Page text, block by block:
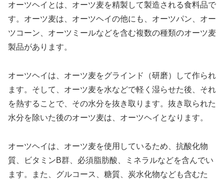
オーツヘイとは、オーツ麦を精製して製造される食料品で
す。オーツ麦は、オーツヘイの他にも、オーツパン、オー
ツコーン、オーツミールなどを含む複数の種類のオーツ麦
製品があります。
オーツヘイは、オーツ麦をグラインド（研磨）して作られ
ます。そして、オーツ麦を水などで軽く湿らせた後、それ
を熱することで、その水分を抜き取ります。抜き取られた
水分を除いた後のオーツ麦は、オーツヘイとなります。
オーツヘイは、オーツ麦を使用しているため、抗酸化物
質、ビタミンB群、必須脂肪酸、ミネラルなどを含んでい
ます。また、グルコース、糖質、炭水化物なども含むた